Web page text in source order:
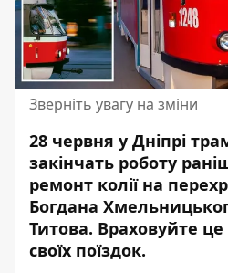
Зверніть увагу на зміни
28 червня у Дніпрі
закінчать роботу
ремонт колії на
Богдана
Титова. Враховуйте це
своїх поїздок.